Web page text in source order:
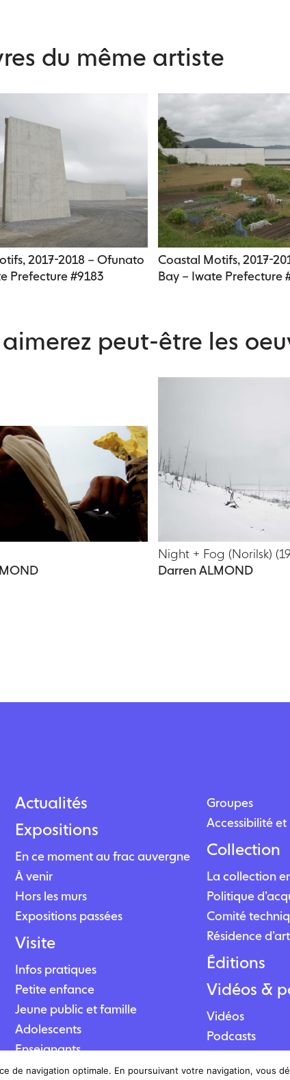
du même artiste
2017-2018 – Ofunato
Prefecture #9183
Coastal Motifs, 2017-
Bay – Iwate Prefecture
peut-être les
Night + Fog (Norilsk)
Darren ALMOND
Actualités
Expositions
En ce moment au frac auvergne
À venir
Hors les murs
Expositions passées
Visite
Infos pratiques
Petite enfance
Jeune public et famille
Adolescents
Enseignants
Groupes
Accessibilité
Collection
La collection
Politique
Comité
Résidence
Éditions
Vidéos &
Vidéos
Podcasts
de navigation optimale. En poursuivant votre navigation, vous